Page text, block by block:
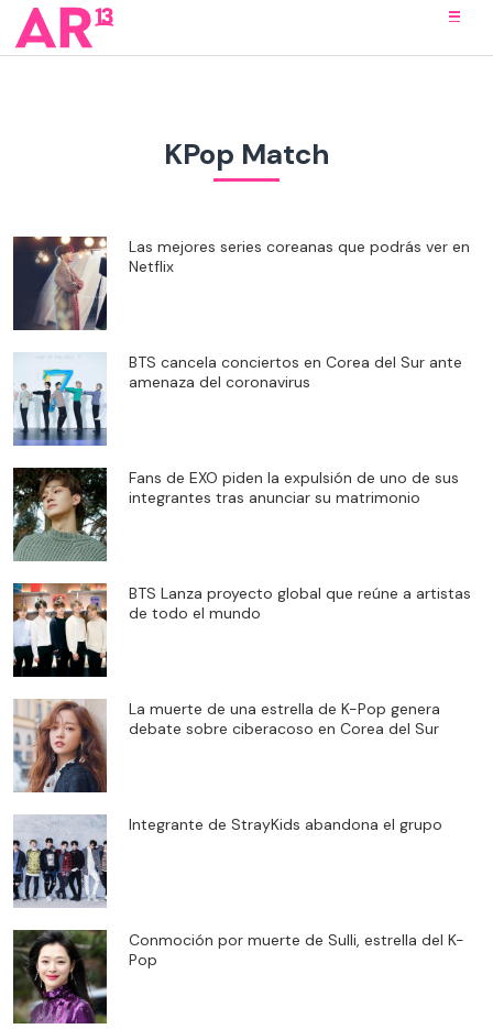
KPop Match
Las mejores series coreanas que podrás ver en
Netflix
BTS cancela conciertos en Corea del Sur ante
amenaza del coronavirus
Fans de EXO piden la expulsión de uno de sus
integrantes tras anunciar su matrimonio
BTS Lanza proyecto global que reúne a artistas
de todo el mundo
La muerte de una estrella de K-Pop genera
debate sobre ciberacoso en Corea del Sur
Integrante de StrayKids abandona el grupo
Conmoción por muerte de Sulli, estrella del K-
Pop